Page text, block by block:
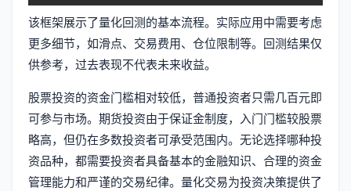
该框架展示了量化回测的基本流程。实际应用中需要考虑
更多细节，如滑点、交易费用、仓位限制等。回测结果仅
供参考，过去表现不代表未来收益。
股票投资的资金门槛相对较低，普通投资者只需几百元即
可参与市场。期货投资由于保证金制度，入门门槛较股票
略高，但仍在多数投资者可承受范围内。无论选择哪种投
资品种，都需要投资者具备基本的金融知识、合理的资金
管理能力和严谨的交易纪律。量化交易为投资决策提供了